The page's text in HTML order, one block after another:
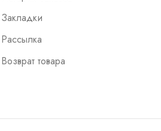
Закладки
Рассылка
Возврат товара